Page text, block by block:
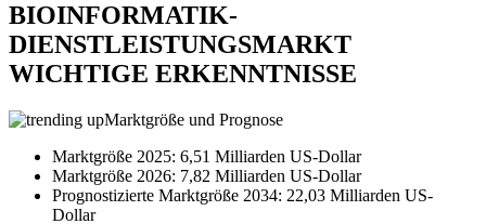
BIOINFORMATIK-
DIENSTLEISTUNGSMARKT
WICHTIGE ERKENNTNISSE
Marktgröße und Prognose
Marktgröße 2025: 6,51 Milliarden US-Dollar
Marktgröße 2026: 7,82 Milliarden US-Dollar
Prognostizierte Marktgröße 2034: 22,03 Milliarden US-
Dollar